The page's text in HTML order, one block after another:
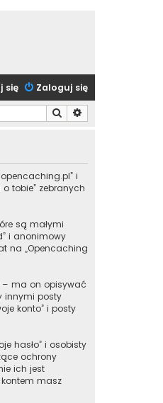
Zaloguj się
się
Szukaj
i
o tobie” zebranych
są małymi
i anonimowy
na „Opencaching
– ma on opisywać
innymi posty
konto” i posty
hasło” i osobisty
ochrony
ich jest
masz